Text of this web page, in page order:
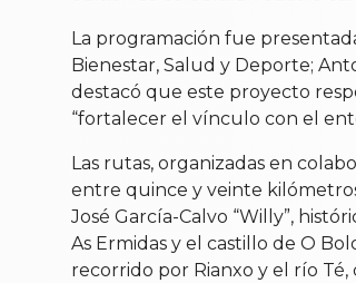
La programación fue
Bienestar, Salud y Deporte;
destacó que este proyecto
“fortalecer el vínculo con el
Las rutas, organizadas en
entre quince y veinte
José García-Calvo “Willy”,
As Ermidas y el castillo de O
recorrido por Rianxo y el río